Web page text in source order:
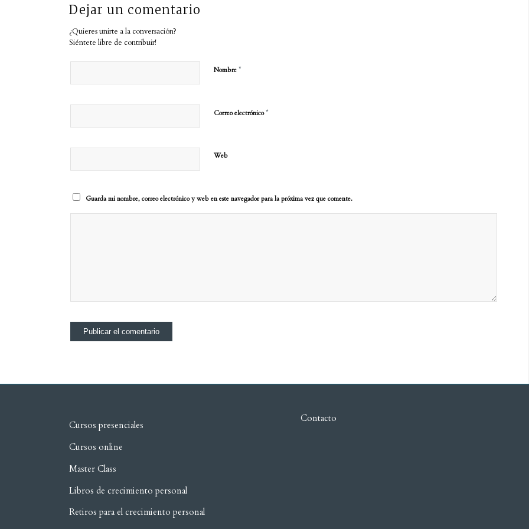
Dejar un comentario
¿Quieres unirte a la conversación?
Siéntete libre de contribuir!
Nombre*
Correo electrónico*
Web
Guarda mi nombre, correo electrónico y web en este navegador para la próxima vez que comente.
Cursos presenciales
Cursos online
Master Class
Libros de crecimiento personal
Retiros para el crecimiento personal
Contacto